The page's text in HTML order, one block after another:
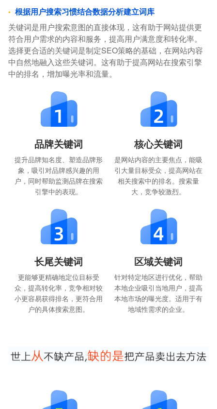
根据用户搜索习惯结合数据分析建立词库
关键词是用户搜索意图的直接体现，这有助于网站提供更
符合用户需求的内容和服务，提高用户满意度和转化率。
选择更合适的关键词是制定SEO策略的基础，在网站内容
中自然地融入这些关键词。这有助于提高网站在搜索引擎
中的排名，增加曝光率和流量。
品牌关键词
提升品牌知名度、塑造品牌形
象，吸引对品牌感兴趣的用
户，同时帮助监测品牌在搜索
引擎中的表现。
核心关键词
是网站内容的主要焦点，能吸
引大量目标受众，提高网站在
相关搜索中的排名。搜索量
大，竞争较激烈。
长尾关键词
更能够更精确地定位目标受
众，提高转化率，竞争相对较
小更容易获得排名，更符合用
户的具体搜索意图。
区域关键词
针对特定地区进行优化，帮助
本地企业吸引当地用户，提高
本地市场的曝光度。适用于有
地域性需求的企业。